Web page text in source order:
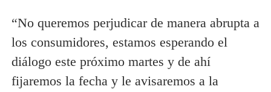
“No queremos perjudicar de manera abrupta a
los consumidores, estamos esperando el
diálogo este próximo martes y de ahí
fijaremos la fecha y le avisaremos a la